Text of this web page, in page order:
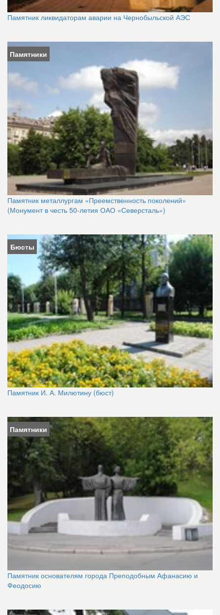
Памятник ликвидаторам аварии на Чернобыльской АЭС
Памятники
Памятник металлургам «Преемственность поколений»
(Монумент в честь 50-летия ОАО «Северсталь»)
Бюсты
Памятник И. А. Милютину (бюст)
Памятники
Памятник основателям города Преподобным Афанасию и
Феодосию